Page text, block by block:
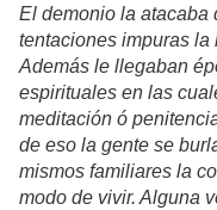
El demonio la atacaba
tentaciones impuras la
Además le llegaban
espirituales en las
meditación ó
de eso la gente se
mismos familiares la
modo de vivir. Alguna